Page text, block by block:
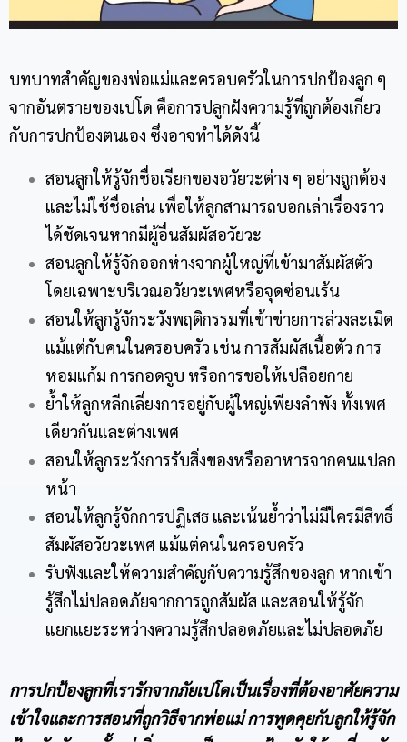
บทบาทสำคัญของพ่อแม่และครอบครัวในการปกป้องลูก ๆ
จากอันตรายของเปโด คือการปลูกฝังความรู้ที่ถูกต้องเกี่ยว
กับการปกป้องตนเอง ซึ่งอาจทำได้ดังนี้
สอนลูกให้รู้จักชื่อเรียกของอวัยวะต่าง ๆ อย่างถูกต้อง
และไม่ใช้ชื่อเล่น เพื่อให้ลูกสามารถบอกเล่าเรื่องราว
ได้ชัดเจนหากมีผู้อื่นสัมผัสอวัยวะ
สอนลูกให้รู้จักออกห่างจากผู้ใหญ่ที่เข้ามาสัมผัสตัว
โดยเฉพาะบริเวณอวัยวะเพศหรือจุดซ่อนเร้น
สอนให้ลูกรู้จักระวังพฤติกรรมที่เข้าข่ายการล่วงละเมิด
แม้แต่กับคนในครอบครัว เช่น การสัมผัสเนื้อตัว การ
หอมแก้ม การกอดจูบ หรือการขอให้เปลือยกาย
ย้ำให้ลูกหลีกเลี่ยงการอยู่กับผู้ใหญ่เพียงลำพัง ทั้งเพศ
เดียวกันและต่างเพศ
สอนให้ลูกระวังการรับสิ่งของหรืออาหารจากคนแปลก
หน้า
สอนให้ลูกรู้จักการปฏิเสธ และเน้นย้ำว่าไม่มีใครมีสิทธิ์
สัมผัสอวัยวะเพศ แม้แต่คนในครอบครัว
รับฟังและให้ความสำคัญกับความรู้สึกของลูก หากเข้า
รู้สึกไม่ปลอดภัยจากการถูกสัมผัส และสอนให้รู้จัก
แยกแยะระหว่างความรู้สึกปลอดภัยและไม่ปลอดภัย
การปกป้องลูกที่เรารักจากภัยเปโดเป็นเรื่องที่ต้องอาศัยความ
เข้าใจและการสอนที่ถูกวิธีจากพ่อแม่ การพูดคุยกับลูกให้รู้จัก